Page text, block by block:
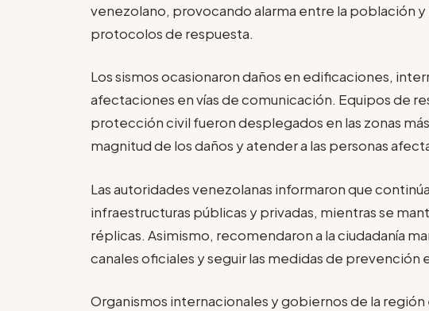
venezolano, provocando alarma entre la población
protocolos de respuesta.
Los sismos ocasionaron daños en edificaciones,
afectaciones en vías de comunicación. Equipos de
protección civil fueron desplegados en las zonas
magnitud de los daños y atender a las personas
Las autoridades venezolanas informaron que
infraestructuras públicas y privadas, mientras se
réplicas. Asimismo, recomendaron a la ciudadanía
canales oficiales y seguir las medidas de prevención
Organismos internacionales y gobiernos de la